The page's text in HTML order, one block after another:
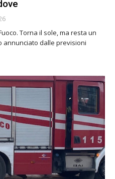
Torna il sole, ma resta un